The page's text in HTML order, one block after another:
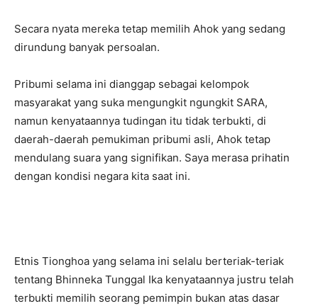
Secara nyata mereka tetap memilih Ahok yang sedang
dirundung banyak persoalan.
Pribumi selama ini dianggap sebagai kelompok
masyarakat yang suka mengungkit ngungkit SARA,
namun kenyataannya tudingan itu tidak terbukti, di
daerah-daerah pemukiman pribumi asli, Ahok tetap
mendulang suara yang signifikan. Saya merasa prihatin
dengan kondisi negara kita saat ini.
Etnis Tionghoa yang selama ini selalu berteriak-teriak
tentang Bhinneka Tunggal Ika kenyataannya justru telah
terbukti memilih seorang pemimpin bukan atas dasar